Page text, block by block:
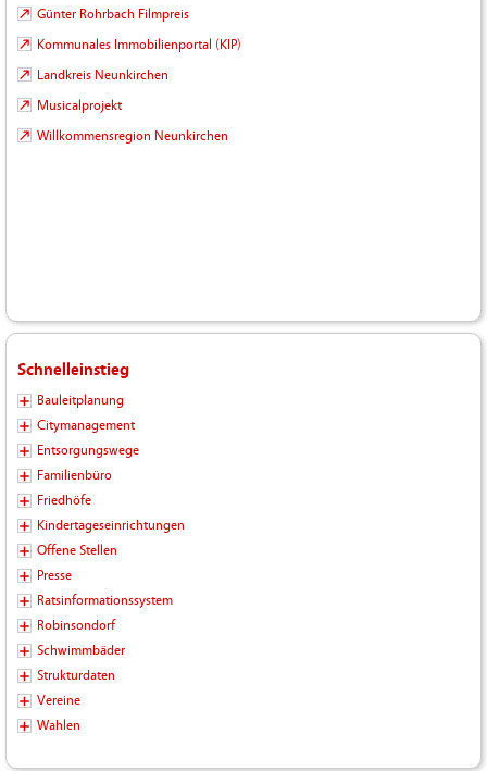
Günter Rohrbach Filmpreis
Kommunales Immobilienportal (KIP)
Landkreis Neunkirchen
Musicalprojekt
Willkommensregion Neunkirchen
Schnelleinstieg
Bauleitplanung
Citymanagement
Entsorgungswege
Familienbüro
Friedhöfe
Kindertageseinrichtungen
Offene Stellen
Presse
Ratsinformationssystem
Robinsondorf
Schwimmbäder
Strukturdaten
Vereine
Wahlen